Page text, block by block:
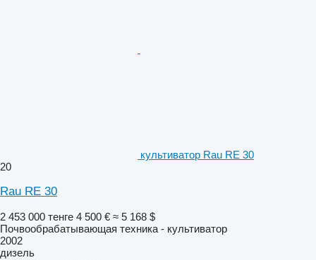
культиватор Rau RE 30
20
Rau RE 30
2 453 000 тенге 4 500 € ≈ 5 168 $
Почвообрабатывающая техника - культиватор
2002
дизель